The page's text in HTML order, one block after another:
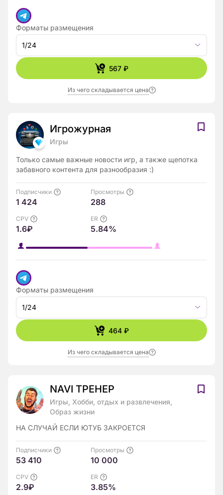
Форматы размещения
1/24
567 ₽
Из чего складывается цена
Игрожурная
Игры
Только самые важные новости игр, а также щепотка
забавного контента для разнообразия :)
Подписчики
1 424
Просмотры
288
CPV
1.6₽
ER
5.84%
Форматы размещения
1/24
464 ₽
Из чего складывается цена
NAVI ТРЕНЕР
Игры, Хобби, отдых и развлечения,
Образ жизни
НА СЛУЧАЙ ЕСЛИ ЮТУБ ЗАКРОЕТСЯ
Подписчики
53 410
Просмотры
10 000
CPV
2.9₽
ER
3.85%